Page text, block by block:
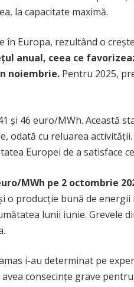
la capacitate maximă.
Europa, rezultând o
anual, ceea ce
noiembrie. Pentru 2025,
și 46 euro/MWh. Această
odată cu reluarea
Europei de a satisface
MWh pe 2 octombrie
o producție bună de energii
lunii iunie. Grevele
i-au determinat pe
consecințe grave